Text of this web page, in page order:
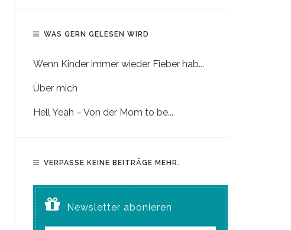
WAS GERN GELESEN WIRD
Wenn Kinder immer wieder Fieber hab...
Über mich
Hell Yeah – Von der Mom to be...
VERPASSE KEINE BEITRÄGE MEHR.
Newsletter abonieren